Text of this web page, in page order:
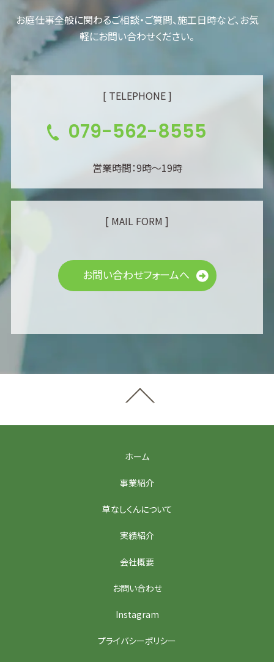
お庭仕事全般に関わるご相談・ご質問、施工日時など、お気
軽にお問い合わせください。
[ TELEPHONE ]
079-562-8555
営業時間：9時～19時
[ MAIL FORM ]
お問い合わせフォームへ
ホーム
事業紹介
草なしくんについて
実績紹介
会社概要
お問い合わせ
Instagram
プライバシーポリシー